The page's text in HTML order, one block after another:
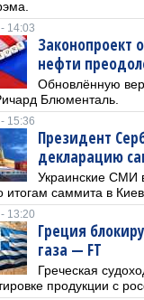
14:03
Законопроект
нефти
Обновлённую
Блюменталь.
15:36
Президент
декларацию
Украинские СМИ
итогам саммита в
13:20
Греция
газа — FT
Греческая
продукции с